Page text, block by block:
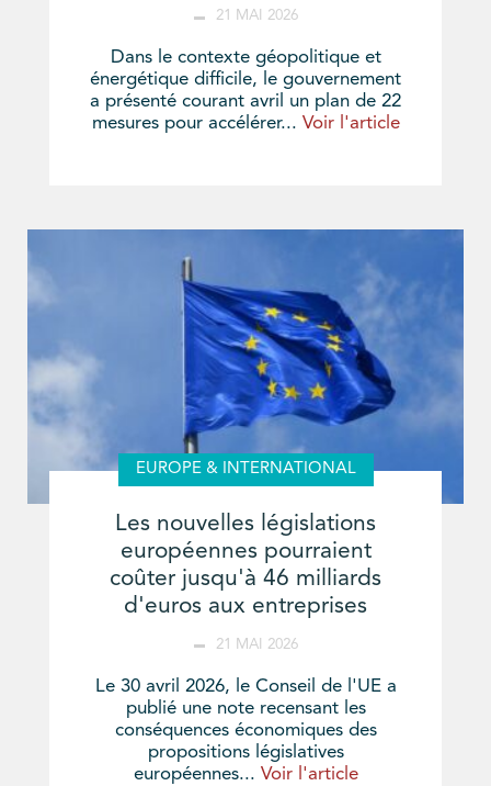
21 MAI 2026
Dans le contexte géopolitique et
énergétique difficile, le gouvernement
a présenté courant avril un plan de 22
mesures pour accélérer... Voir l'article
EUROPE & INTERNATIONAL
Les nouvelles législations
européennes pourraient
coûter jusqu'à 46 milliards
d'euros aux entreprises
21 MAI 2026
Le 30 avril 2026, le Conseil de l'UE a
publié une note recensant les
conséquences économiques des
propositions législatives
européennes... Voir l'article